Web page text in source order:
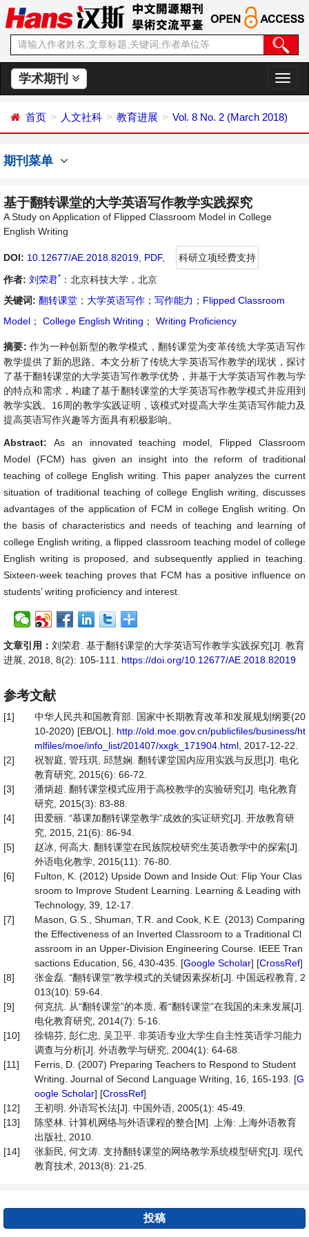
学术期刊
切
换
航
首页 人文社科 教育进展 Vol. 8 No. 2 (March 2018)
期刊菜单
基于翻转课堂的大学英语写作教学实践探究
A Study on Application of Flipped Classroom Model in College
English Writing
DOI: 10.12677/AE.2018.82019 PDF,
科研立项经费支持
作者: 刘荣君* ：北京科技大学，北京
关键词: 翻转课堂 ； 大学英语写作 ； 写作能力 ； Flipped Classroom
Model ； College English Writing ； Writing Proficiency
摘要: 作为一种创新型的教学模式，翻转课堂为变革传统大学英语写作
教学提供了新的思路。本文分析了传统大学英语写作教学的现状，探讨
了基于翻转课堂的大学英语写作教学优势，并基于大学英语写作教与学
的特点和需求，构建了基于翻转课堂的大学英语写作教学模式并应用到
教学实践。16周的教学实践证明，该模式对提高大学生英语写作能力及
提高英语写作兴趣等方面具有积极影响。
Abstract: As an innovated teaching model, Flipped Classroom
Model (FCM) has given an insight into the reform of traditional
teaching of college English writing. This paper analyzes the current
situation of traditional teaching of college English writing, discusses
advantages of the application of FCM in college English writing. On
the basis of characteristics and needs of teaching and learning of
college English writing, a flipped classroom teaching model of college
English writing is proposed, and subsequently applied in teaching.
Sixteen-week teaching proves that FCM has a positive influence on
students’ writing proficiency and interest.
文章引用： 刘荣君. 基于翻转课堂的大学英语写作教学实践探究[J]. 教育
进展, 2018, 8(2): 105-111. https://doi.org/10.12677/AE.2018.82019
参考文献
[1]
中华人民共和国教育部. 国家中长期教育改革和发展规划纲要(20
10-2020) [EB/OL]. http://old.moe.gov.cn/publicfiles/business/ht
mlfiles/moe/info_list/201407/xxgk_171904.html , 2017-12-22.
[2]
祝智庭, 管珏琪, 邱慧娴. 翻转课堂国内应用实践与反思[J]. 电化
教育研究, 2015(6): 66-72.
[3]
潘炳超. 翻转课堂模式应用于高校教学的实验研究[J]. 电化教育
研究, 2015(3): 83-88.
[4]
田爱丽. “慕课加翻转课堂教学”成效的实证研究[J]. 开放教育研
究, 2015, 21(6): 86-94.
[5]
赵冰, 何高大. 翻转课堂在民族院校研究生英语教学中的探索[J].
外语电化教学, 2015(11): 76-80.
[6]
Fulton, K. (2012) Upside Down and Inside Out: Flip Your Clas
sroom to Improve Student Learning. Learning & Leading with
Technology, 39, 12-17.
[7]
Mason, G.S., Shuman, T.R. and Cook, K.E. (2013) Comparing
the Effectiveness of an Inverted Classroom to a Traditional Cl
assroom in an Upper-Division Engineering Course. IEEE Tran
sactions Education, 56, 430-435. [Google Scholar] [CrossRef]
[8]
张金磊. “翻转课堂”教学模式的关键因素探析[J]. 中国远程教育, 2
013(10): 59-64.
[9]
何克抗. 从“翻转课堂”的本质, 看“翻转课堂”在我国的未来发展[J].
电化教育研究, 2014(7): 5-16.
[10]
徐锦芬, 彭仁忠, 吴卫平. 非英语专业大学生自主性英语学习能力
调查与分析[J]. 外语教学与研究, 2004(1): 64-68.
[11]
Ferris, D. (2007) Preparing Teachers to Respond to Student
Writing. Journal of Second Language Writing, 16, 165-193. [G
oogle Scholar] [CrossRef]
[12]
王初明. 外语写长法[J]. 中国外语, 2005(1): 45-49.
[13]
陈坚林. 计算机网络与外语课程的整合[M]. 上海: 上海外语教育
出版社, 2010.
[14]
张新民, 何文涛. 支持翻转课堂的网络教学系统模型研究[J]. 现代
教育技术, 2013(8): 21-25.
投稿